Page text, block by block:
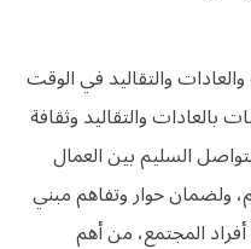
والتقاليد في الوقت
بالعادات والتقاليد وثقافة
السليم بين العمال
ولضمان حوار وتفاهم مبني
أفراد المجتمع، من أهم